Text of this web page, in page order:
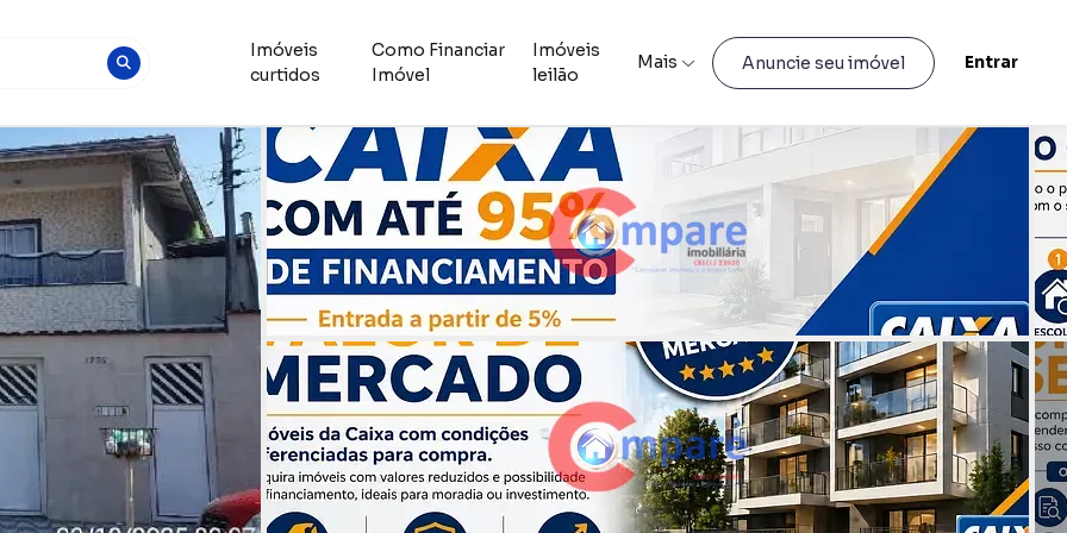
Imóveis
curtidos
Como Financiar
Imóvel
Imóveis
leilão
Mais Anuncie seu imóvel Entrar